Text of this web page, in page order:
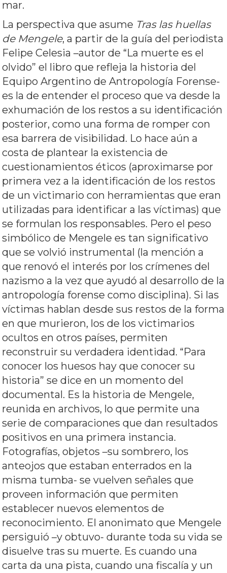
mar.
La perspectiva que asume Tras las huellas
de Mengele, a partir de la guía del periodista
Felipe Celesia –autor de “La muerte es el
olvido” el libro que refleja la historia del
Equipo Argentino de Antropología Forense-
es la de entender el proceso que va desde la
exhumación de los restos a su identificación
posterior, como una forma de romper con
esa barrera de visibilidad. Lo hace aún a
costa de plantear la existencia de
cuestionamientos éticos (aproximarse por
primera vez a la identificación de los restos
de un victimario con herramientas que eran
utilizadas para identificar a las víctimas) que
se formulan los responsables. Pero el peso
simbólico de Mengele es tan significativo
que se volvió instrumental (la mención a
que renovó el interés por los crímenes del
nazismo a la vez que ayudó al desarrollo de la
antropología forense como disciplina). Si las
víctimas hablan desde sus restos de la forma
en que murieron, los de los victimarios
ocultos en otros países, permiten
reconstruir su verdadera identidad. “Para
conocer los huesos hay que conocer su
historia” se dice en un momento del
documental. Es la historia de Mengele,
reunida en archivos, lo que permite una
serie de comparaciones que dan resultados
positivos en una primera instancia.
Fotografías, objetos –su sombrero, los
anteojos que estaban enterrados en la
misma tumba- se vuelven señales que
proveen información que permiten
establecer nuevos elementos de
reconocimiento. El anonimato que Mengele
persiguió –y obtuvo- durante toda su vida se
disuelve tras su muerte. Es cuando una
carta da una pista, cuando una fiscalía y un